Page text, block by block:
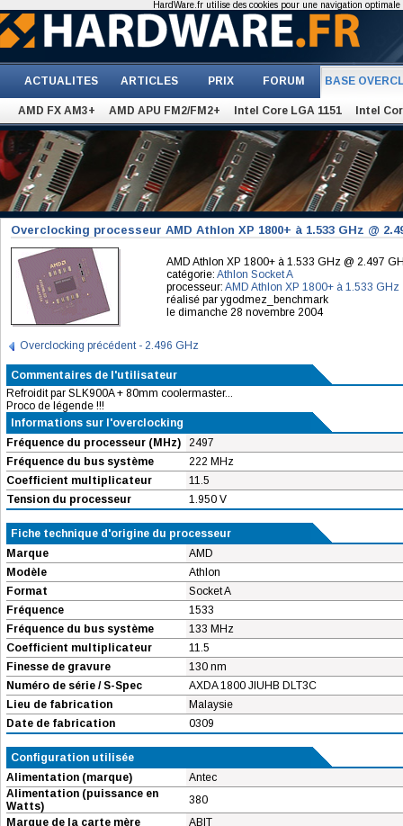
ACTUALITES ARTICLES PRIX FORUM BASE
AMD FX AM3+ AMD APU FM2/FM2+ Intel Core LGA 1151 Intel
Overclocking processeur AMD Athlon XP 1800+ à 1.533 GHz @
AMD Athlon XP 1800+ à 1.533 GHz @ 2.497
catégorie: Athlon Socket A
processeur: AMD Athlon XP 1800+ à 1.533 GHz
réalisé par ygodmez_benchmark
le dimanche 28 novembre 2004
Overclocking précédent - 2.496 GHz
Commentaires de l'utilisateur
Refroidit par SLK900A + 80mm coolermaster...
Proco de légende !!!
Informations sur l'overclocking
Fréquence du processeur (MHz)
2497
Fréquence du bus système
222 MHz
Coefficient multiplicateur
11.5
Tension du processeur
1.950 V
Fiche technique d'origine du processeur
Marque
AMD
Modèle
Athlon
Format
Socket A
Fréquence
1533
Fréquence du bus système
133 MHz
Coefficient multiplicateur
11.5
Finesse de gravure
130 nm
Numéro de série / S-Spec
AXDA 1800 JIUHB DLT3C
Lieu de fabrication
Malaysie
Date de fabrication
0309
Configuration utilisée
Alimentation (marque)
Antec
Alimentation (puissance en
Watts)
380
Marque de la carte mère
ABIT
HardWare.fr utilise des cookies pour une navigation